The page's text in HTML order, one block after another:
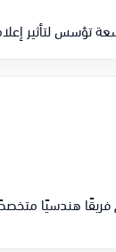
تؤسس لتأثير
فريقًا هندسيًا